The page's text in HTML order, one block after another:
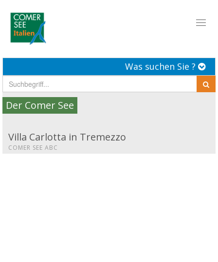
Was suchen Sie ?
Der Comer See
Villa Carlotta in Tremezzo
COMER SEE ABC